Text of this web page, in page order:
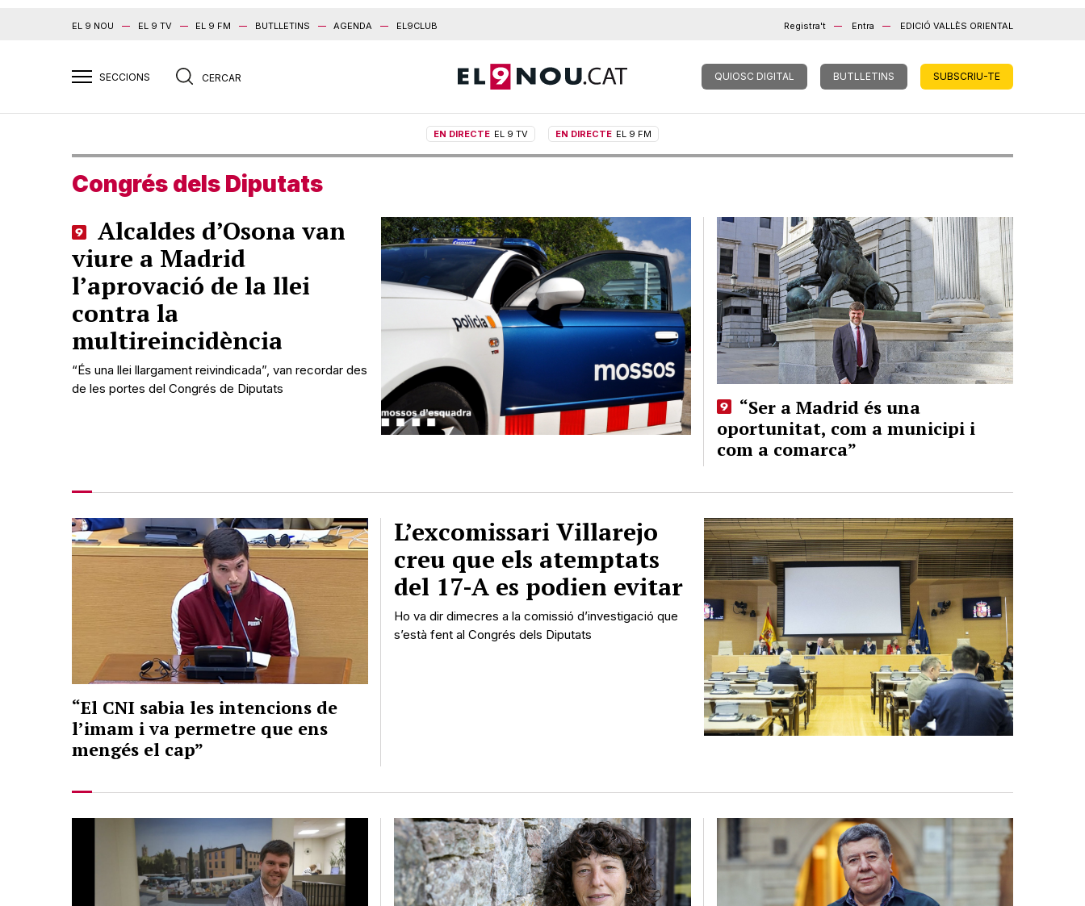
EL 9 NOU EL 9 TV EL 9 FM BUTLLETINS AGENDA EL9CLUB Registra't Entra EDICIÓ VALLÈS ORIENTAL
QUIOSC DIGITAL BUTLLETINS SUBSCRIU-TE
EN DIRECTE EL 9 TV EN DIRECTE EL 9 FM
Congrés dels Diputats
Alcaldes d’Osona van
viure a Madrid
l’aprovació de la llei
contra la
multireincidència
“És una llei llargament reivindicada”, van recordar des
de les portes del Congrés de Diputats
“Ser a Madrid és una
oportunitat, com a municipi i
com a comarca”
“El CNI sabia les intencions de
l’imam i va permetre que ens
mengés el cap”
L’excomissari Villarejo
creu que els atemptats
del 17-A es podien evitar
Ho va dir dimecres a la comissió d’investigació que
s’està fent al Congrés dels Diputats